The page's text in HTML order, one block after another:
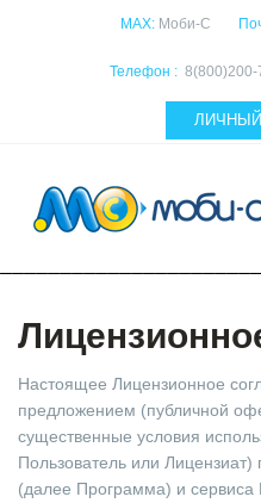
MAX: Моби-С
Телефон : 8(800)200-
Настоящее Лицензионное
предложением (публичной
существенные условия
Пользователь или
(далее Программа) и сервиса